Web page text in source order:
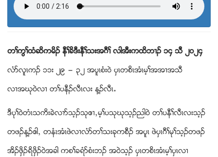
တႈကြႈထံဆိကမိဥ နီႈခိဒီးနီႈသးအဂီႈ လါအီးကထိဘ႕ဥ၁၄ သီ ၂၀၂၄
လံဏလူၚကဥ ၁၁း ၂၉ ” ၃၂ အပူၚစံး၀ဲ ပွၚတစိၚအံၚမ့ႈအအ႕အသီ
လ႕အဃု၀ဲလ႕ တႈပနီဥလီၚလး န႔ဥလီၚ’
ဒီပုႈ၀ဲတံၚသကိးခဲလ႕ဏသ့ဥသုဧ႕ယမ့ႈပသုဃုသ့ဥညါ၀ဲ တႈပနီႈလီၚလးသ့ဥ
တဖဥန႔ဥဧါယ တနံၚအံၚဖဲလ႕လံဏတႈသးခုကစီဥ အပူၚ ဖဲပွၚဂီႈမုႈသ့ဥတဖဥ
အိဥဖွိဥရိဖွိဥ၀ဲအခါ ကစႈခရံဏစံးဘဥ အ၀ဲသ့ဥ ပွၚတစိၚအံၚမ့ႈပွၚလ႕